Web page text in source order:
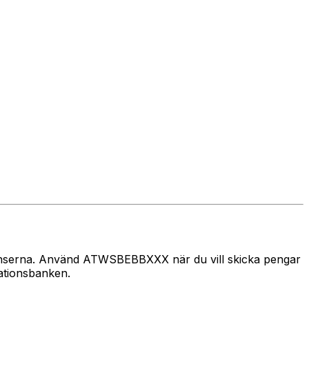
Använd ATWSBEBBXXX när du vill skicka pengar